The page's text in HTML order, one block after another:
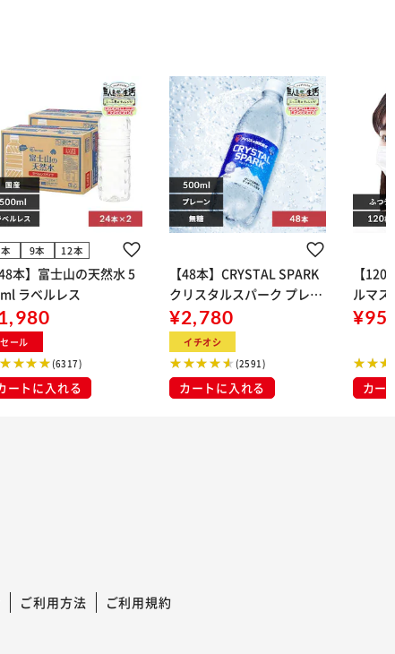
9本 12本
48本】富士山の天然水 5
ラベルレス
セール
(6317)
ートに入れる
【48本】CRYSTAL SPARK
クリスタルスパーク プレー
ン 500ml
¥2,780
イチオシ
(2591)
カートに入れる
【
ルマ
イト 大容量
布
カー
ご利用方法 ご利用規約